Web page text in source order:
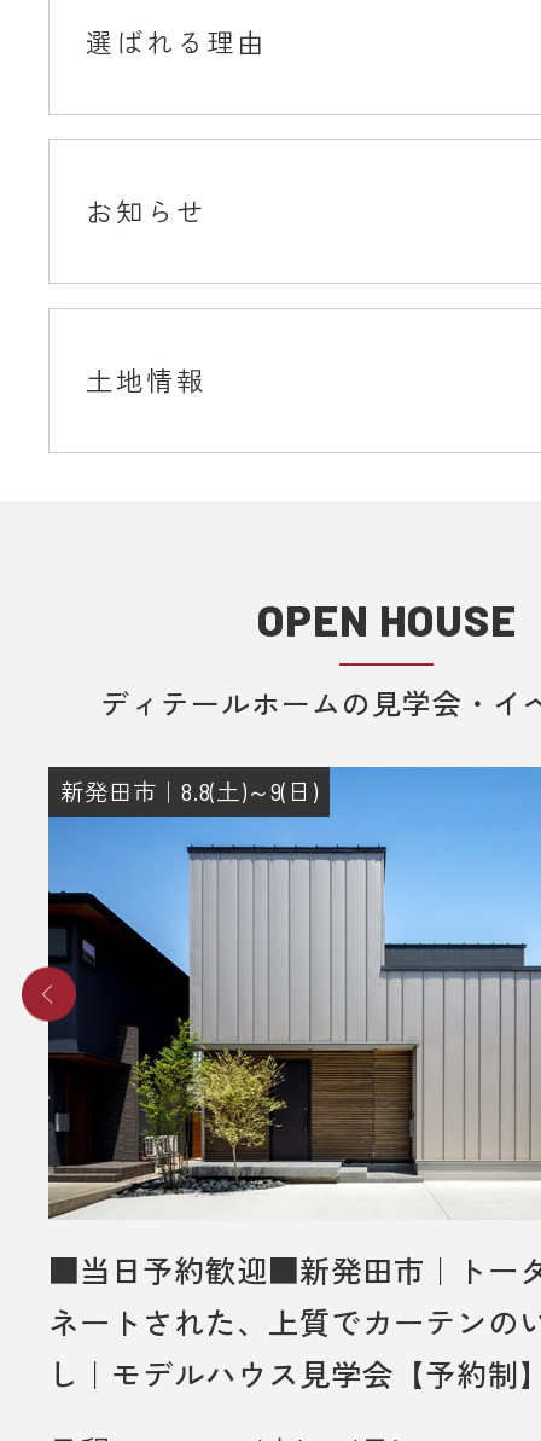
選ばれる理由
お知らせ
土地情報
OPEN HOUSE
ディテールホームの見学会・イ
新発田市｜8.8(土)～9(日)
■当日予約歓迎■新発田市｜トー
ネートされた、上質でカーテンの
し｜モデルハウス見学会【予約制